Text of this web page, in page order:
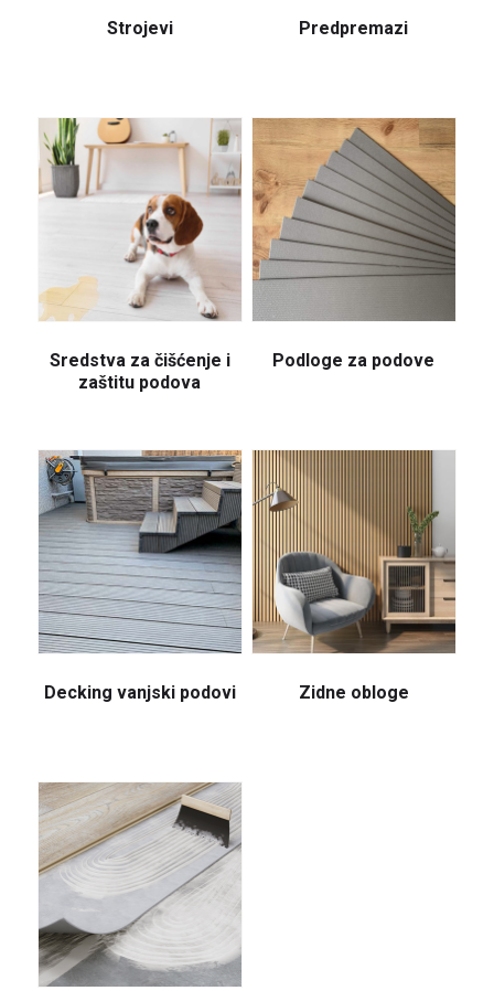
Strojevi Predpremazi
Sredstva za čišćenje i
zaštitu podova
Podloge za podove
Decking vanjski podovi Zidne obloge